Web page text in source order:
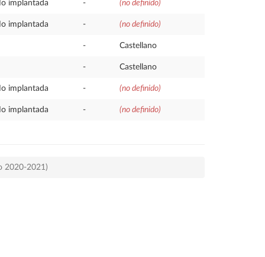
implantada - (no definido)
implantada - (no definido)
- Castellano
- Castellano
implantada - (no definido)
implantada - (no definido)
2020-2021)